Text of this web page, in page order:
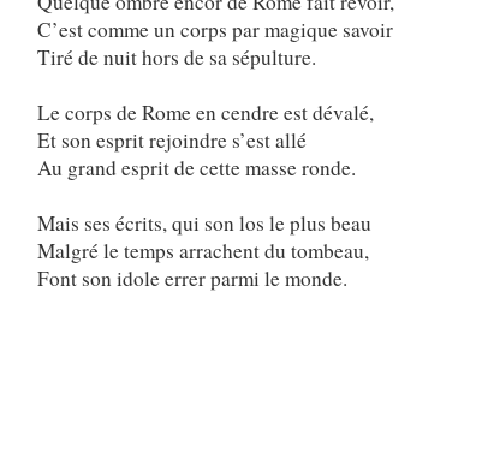
C’est comme un corps par magique savoir
Tiré de nuit hors de sa sépulture.
Le corps de Rome en cendre est dévalé,
Et son esprit rejoindre s’est allé
Au grand esprit de cette masse ronde.
Mais ses écrits, qui son los le plus beau
Malgré le temps arrachent du tombeau,
Font son idole errer parmi le monde.